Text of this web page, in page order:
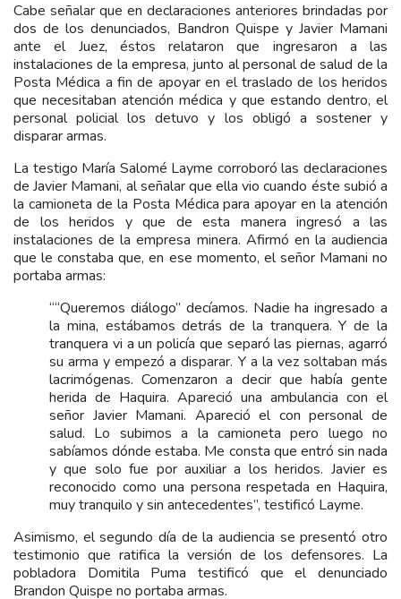
Cabe señalar que en declaraciones anteriores brindadas por
dos de los denunciados, Bandron Quispe y Javier Mamani
ante el Juez, éstos relataron que ingresaron a las
instalaciones de la empresa, junto al personal de salud de la
Posta Médica a fin de apoyar en el traslado de los heridos
que necesitaban atención médica y que estando dentro, el
personal policial los detuvo y los obligó a sostener y
disparar armas.
La testigo María Salomé Layme corroboró las declaraciones
de Javier Mamani, al señalar que ella vio cuando éste subió a
la camioneta de la Posta Médica para apoyar en la atención
de los heridos y que de esta manera ingresó a las
instalaciones de la empresa minera. Afirmó en la audiencia
que le constaba que, en ese momento, el señor Mamani no
portaba armas:
““Queremos diálogo” decíamos. Nadie ha ingresado a
la mina, estábamos detrás de la tranquera. Y de la
tranquera vi a un policía que separó las piernas, agarró
su arma y empezó a disparar. Y a la vez soltaban más
lacrimógenas. Comenzaron a decir que había gente
herida de Haquira. Apareció una ambulancia con el
señor Javier Mamani. Apareció el con personal de
salud. Lo subimos a la camioneta pero luego no
sabíamos dónde estaba. Me consta que entró sin nada
y que solo fue por auxiliar a los heridos. Javier es
reconocido como una persona respetada en Haquira,
muy tranquilo y sin antecedentes”, testificó Layme.
Asimismo, el segundo día de la audiencia se presentó otro
testimonio que ratifica la versión de los defensores. La
pobladora Domitila Puma testificó que el denunciado
Brandon Quispe no portaba armas.